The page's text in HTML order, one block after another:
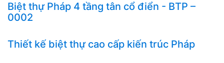
Biệt thự Pháp 4 tầng tân cổ điển - BTP –
0002
Thiết kế biệt thự cao cấp kiến trúc Pháp